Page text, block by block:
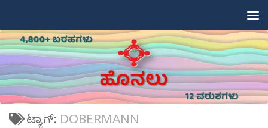
ಟ್ಯಾಗ್: DOBERMANN